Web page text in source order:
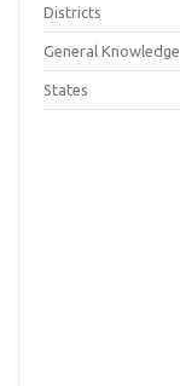
Districts
General Knowledge
States